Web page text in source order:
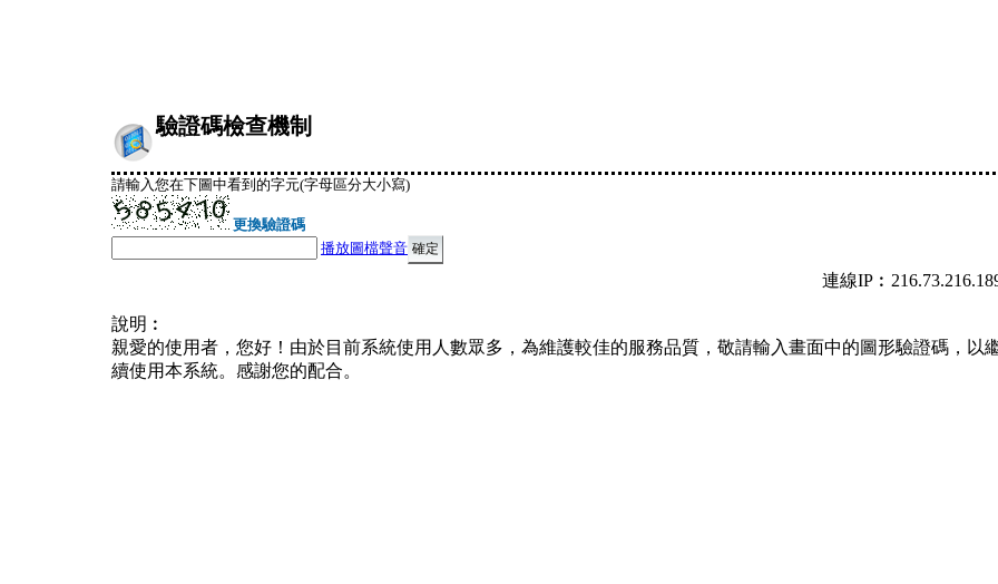
驗證碼檢查機制
請輸入您在下圖中看到的字元(字母區分大小寫)
更換驗證碼
播放圖檔聲音
連線
說明︰
親愛的使用者，您好！由於目前系統使用人數眾多，為維護較佳的服務品質，敬請輸入畫面中的圖形驗證碼，以
續使用本系統。感謝您的配合。